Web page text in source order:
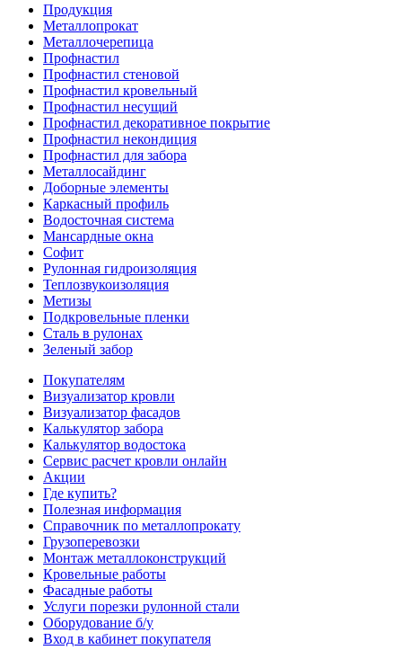
Продукция
Металлопрокат
Металлочерепица
Профнастил
Профнастил стеновой
Профнастил кровельный
Профнастил несущий
Профнастил декоративное покрытие
Профнастил некондиция
Профнастил для забора
Металлосайдинг
Доборные элементы
Каркасный профиль
Водосточная система
Мансардные окна
Софит
Рулонная гидроизоляция
Теплозвукоизоляция
Метизы
Подкровельные пленки
Сталь в рулонах
Зеленый забор
Покупателям
Визуализатор кровли
Визуализатор фасадов
Калькулятор забора
Калькулятор водостока
Сервис расчет кровли онлайн
Акции
Где купить?
Полезная информация
Справочник по металлопрокату
Грузоперевозки
Монтаж металлоконструкций
Кровельные работы
Фасадные работы
Услуги порезки рулонной стали
Оборудование б/у
Вход в кабинет покупателя